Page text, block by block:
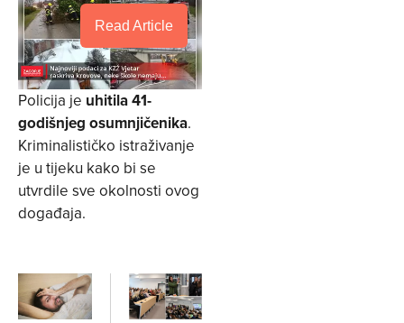
Read Article
Policija je uhitila 41-
godišnjeg osumnjičenika.
Kriminalističko istraživanje
je u tijeku kako bi se
utvrdile sve okolnosti ovog
događaja.